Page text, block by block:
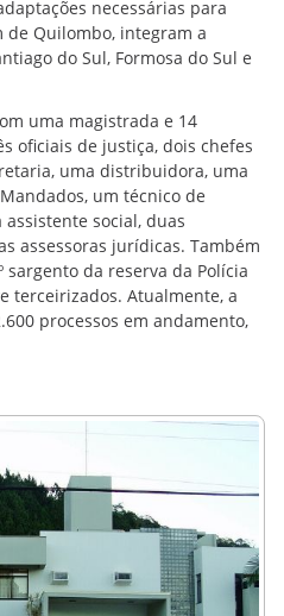
necessárias para
Quilombo, integram a
do Sul, Formosa do Sul e
uma magistrada e 14
oficiais de justiça, dois chefes
uma distribuidora, uma
um técnico de
social, duas
assessoras jurídicas. Também
da reserva da Polícia
terceirizados. Atualmente, a
processos em andamento,